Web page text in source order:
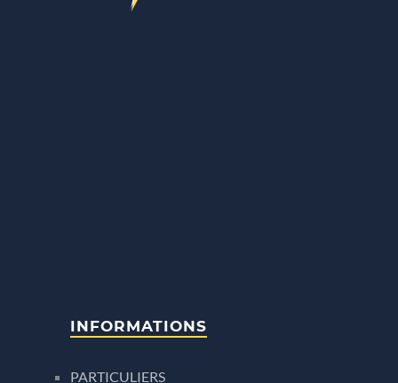
INFORMATIONS
PARTICULIERS